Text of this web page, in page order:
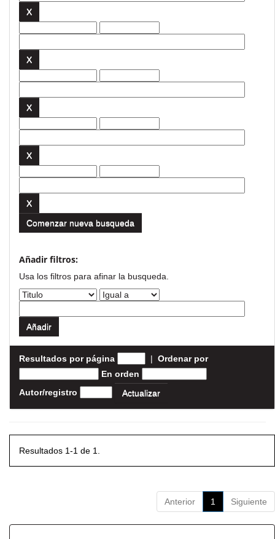
Comenzar nueva busqueda
Añadir filtros:
Usa los filtros para afinar la busqueda.
Resultados por página | Ordenar por
En orden
Autor/registro
Resultados 1-1 de 1.
Anterior 1 Siguiente